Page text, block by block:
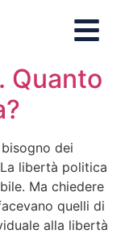
Quanto
dei
libertà politica
Ma chiedere
quelli di
alla libertà